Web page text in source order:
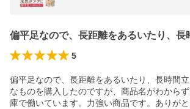
偏平足なので、長距離をあるいたり、
5
偏平足なので、長距離をあるいたり、長時間
なものを購入したのですが、商品名がわから
庫で働いています。力強い商品です。ありが